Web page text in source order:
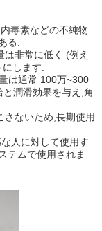
毒素などの不純物
る.
は非常に低く (例え
します.
は通常 100万~300
潤滑効果を与え,角
さないため,長期使用
人に対して使用す
テムで使用されま